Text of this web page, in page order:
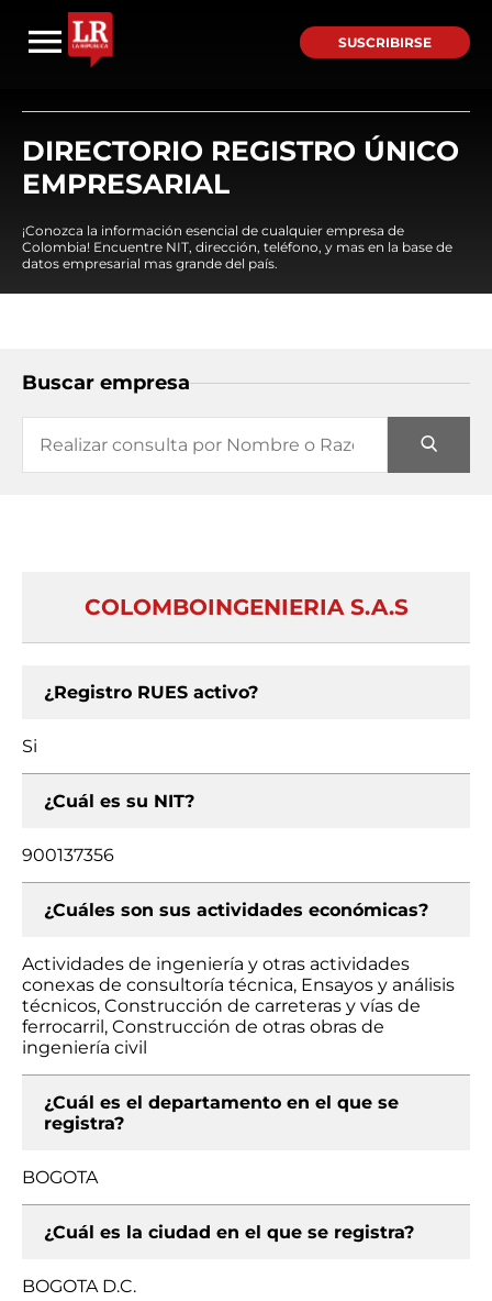
SUSCRIBIRSE
DIRECTORIO REGISTRO ÚNICO
EMPRESARIAL
¡Conozca la información esencial de cualquier empresa de
Colombia! Encuentre NIT, dirección, teléfono, y mas en la base de
datos empresarial mas grande del país.
Buscar empresa
COLOMBOINGENIERIA S.A.S
¿Registro RUES activo?
Si
¿Cuál es su NIT?
900137356
¿Cuáles son sus actividades económicas?
Actividades de ingeniería y otras actividades
conexas de consultoría técnica, Ensayos y análisis
técnicos, Construcción de carreteras y vías de
ferrocarril, Construcción de otras obras de
ingeniería civil
¿Cuál es el departamento en el que se
registra?
BOGOTA
¿Cuál es la ciudad en el que se registra?
BOGOTA D.C.